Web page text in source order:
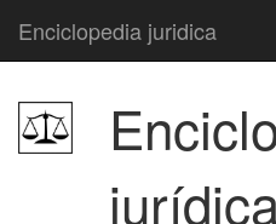
Enciclopedia juridica